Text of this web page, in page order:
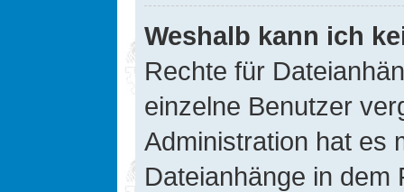
Weshalb kann ich
Rechte für
einzelne Benutzer
Administration hat es
Dateianhänge in dem